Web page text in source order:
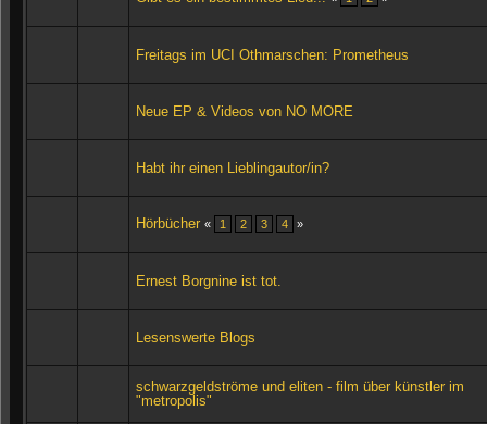
Freitags im UCI Othmarschen: Prometheus
Neue EP & Videos von NO MORE
Habt ihr einen Lieblingautor/in?
Hörbücher « 1 2 3 4 »
Ernest Borgnine ist tot.
Lesenswerte Blogs
schwarzgeldströme und eliten - film über künstler im
"metropolis"